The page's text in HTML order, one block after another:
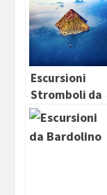
Escursioni
Stromboli da
Tropea